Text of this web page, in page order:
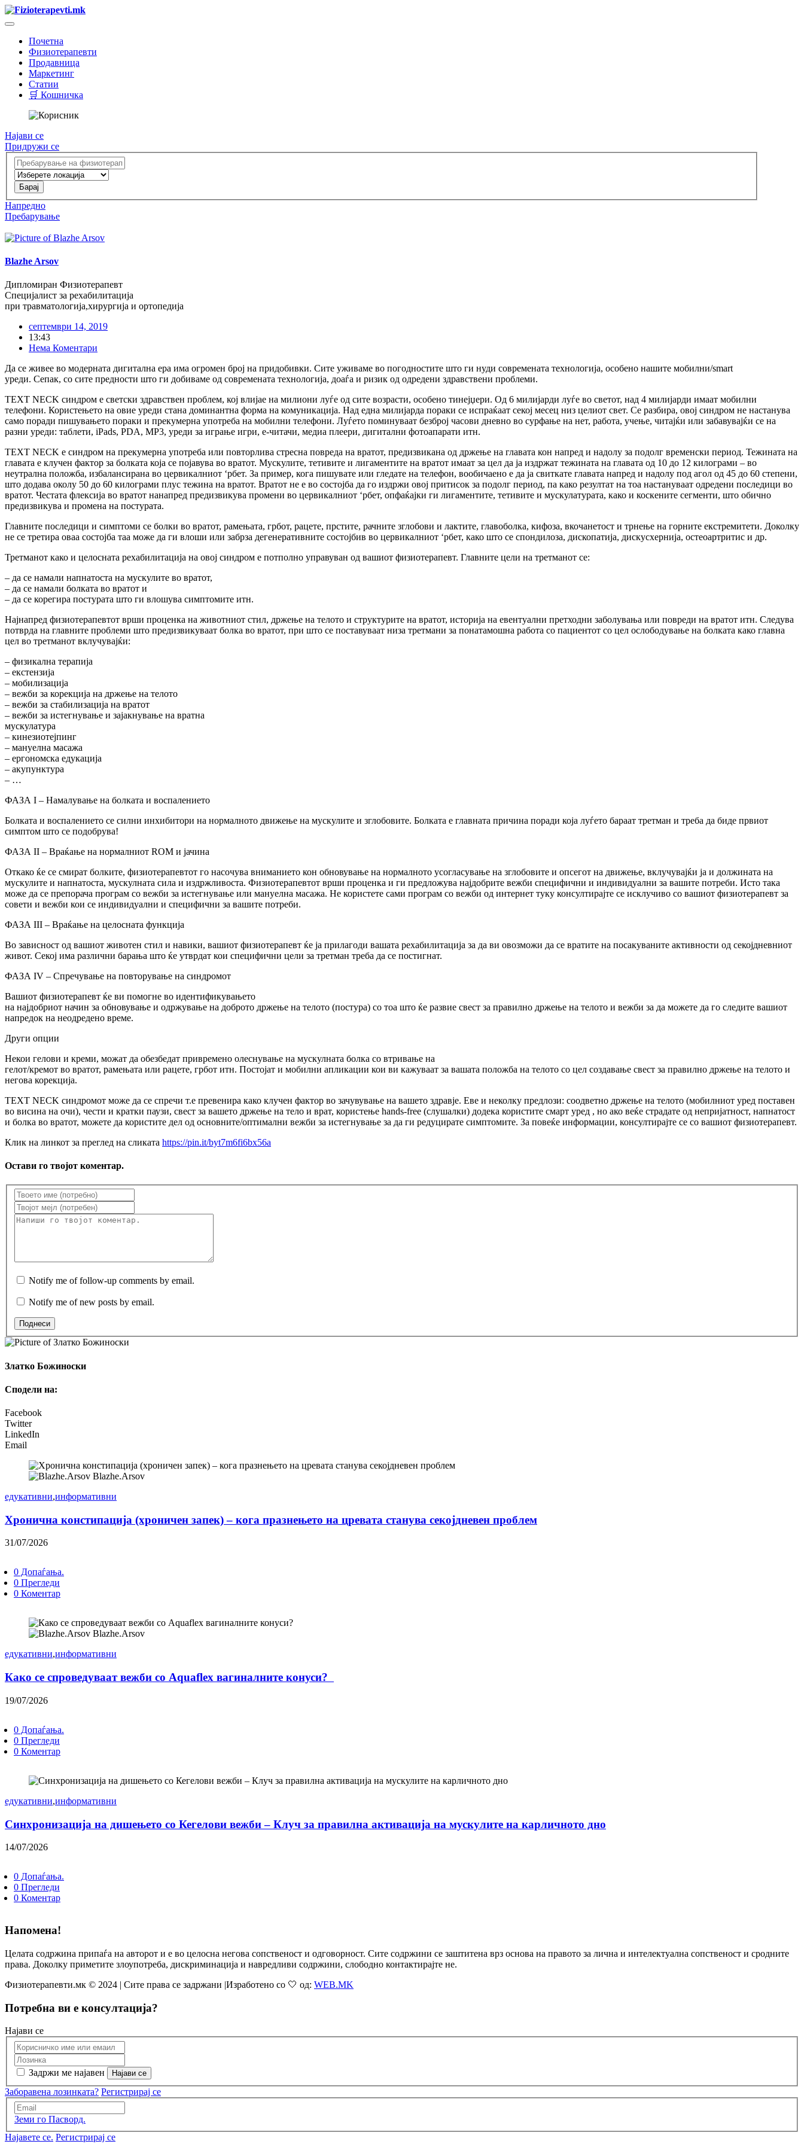
Почетна
Физиотерапевти
Продавница
Маркетинг
Статии
🛒 Кошничка
Најави се
Придружи се
Напредно
Пребарување
Blazhe Arsov
Дипломиран Физиотерапевт
Специјалист за рехабилитација
при травматологија,хирургија и ортопедија
септември 14, 2019
13:43
Нема Коментари
Да се живее во модерната дигитална ера има огромен број на придобивки. Сите уживаме во погодностите што ги нуди современата технологија, особено нашите мобилни/smart
уреди. Сепак, со сите предности што ги добиваме од современата технологија, доаѓа и ризик од одредени здравствени проблеми.
TEXT NECK синдром е светски здравствен проблем, кој влијае на милиони луѓе од сите возрасти, особено тинејџери. Од 6 милијарди луѓе во светот, над 4 милијарди имаат мобилни
телефони. Користењето на овие уреди стана доминантна форма на комуникација. Над една милијарда пораки се испраќаат секој месец низ целиот свет. Се разбира, овој синдром не настанува
само поради пишувањето пораки и прекумерна употреба на мобилни телефони. Луѓето поминуваат безброј часови дневно во сурфање на нет, работа, учење, читајќи или забавувајќи се на
разни уреди: таблети, iPads, PDA, MP3, уреди за играње игри, е-читачи, медиа плеери, дигитални фотоапарати итн.
TEXT NECK е синдром на прекумерна употреба или повторлива стресна повреда на вратот, предизвикана од држење на главата кон напред и надолу за подолг временски период. Тежината на
главата е клучен фактор за болката која се појавува во вратот. Мускулите, тетивите и лигаментите на вратот имаат за цел да ја издржат тежината на главата од 10 до 12 килограми – во
неутрална положба, избалансирана во цервикалниот ‘рбет. За пример, кога пишувате или гледате на телефон, вообичаено е да ја свиткате главата напред и надолу под агол од 45 до 60 степени,
што додава околу 50 до 60 килограми плус тежина на вратот. Вратот не е во состојба да го издржи овој притисок за подолг период, па како резултат на тоа настануваат одредени последици во
вратот. Честата флексија во вратот нанапред предизвикува промени во цервикалниот ‘рбет, опфаќајки ги лигаментите, тетивите и мускулатурата, како и коскените сегменти, што обично
предизвикува и промена на постурата.
Главните последици и симптоми се болки во вратот, рамењата, грбот, рацете, прстите, рачните зглобови и лактите, главоболка, кифоза, вкочанетост и трнење на горните екстремитети. Доколку
не се третира оваа состојба таа може да ги влоши или забрза дегенеративните состојбив во цервикалниот ‘рбет, како што се спондилоза, дископатија, дискусхернија, остеоартритис и др.
Третманот како и целосната рехабилитација на овој синдром е потполно управуван од вашиот физиотерапевт. Главните цели на третманот се:
– да се намали напнатоста на мускулите во вратот,
– да се намали болката во вратот и
– да се корегира постурата што ги влошува симптомите итн.
Најнапред физиотерапевтот врши проценка на животниот стил, држење на телото и структурите на вратот, историја на евентуални претходни заболувања или повреди на вратот итн. Следува
потврда на главните проблеми што предизвикуваат болка во вратот, при што се поставуваат низа третмани за понатамошна работа со пациентот со цел ослободување на болката како главна
цел во третманот вклучувајќи:
– физикална терапија
– екстензија
– мобилизација
– вежби за корекција на држење на телото
– вежби за стабилизација на вратот
– вежби за истегнување и зајакнување на вратна
мускулатура
– кинезиотејпинг
– мануелна масажа
– ергономска едукација
– акупунктура
– …
ФАЗА I – Намалување на болката и воспалението
Болката и воспалението се силни инхибитори на нормалното движење на мускулите и зглобовите. Болката е главната причина поради која луѓето бараат третман и треба да биде првиот
симптом што се подобрува!
ФАЗА II – Враќање на нормалниот ROM и јачина
Откако ќе се смират болките, физиотерапевтот го насочува вниманието кон обновување на нормалното усогласување на зглобовите и опсегот на движење, вклучувајќи ја и должината на
мускулите и напнатоста, мускулната сила и издржливоста. Физиотерапевтот врши проценка и ги предложува најдобрите вежби специфични и индивидуални за вашите потреби. Исто така
може да се препорача програм со вежби за истегнување или мануелна масажа. Не користете сами програм со вежби од интернет туку консултирајте се исклучиво со вашиот физиотерапевт за
совети и вежби кои се индивидуални и специфични за вашите потреби.
ФАЗА III – Враќање на целосната функција
Во зависност од вашиот животен стил и навики, вашиот физиотерапевт ќе ја прилагоди вашата рехабилитација за да ви овозможи да се вратите на посакуваните активности од секојдневниот
живот. Секој има различни барања што ќе утврдат кои специфични цели за третман треба да се постигнат.
ФАЗА IV – Спречување на повторување на синдромот
Вашиот физиотерапевт ќе ви помогне во идентификувањето
на најдобриот начин за обновување и одржување на доброто држење на телото (постура) со тоа што ќе развие свест за правилно држење на телото и вежби за да можете да го следите вашиот
напредок на неодредено време.
Други опции
Некои гелови и креми, можат да обезбедат привремено олеснување на мускулната болка со втривање на
гелот/кремот во вратот, рамењата или рацете, грбот итн. Постојат и мобилни апликации кои ви кажуваат за вашата положба на телото со цел создавање свест за правилно држење на телото и
негова корекција.
TEXT NECK синдромот може да се спречи т.е превенира како клучен фактор во зачувување на вашето здравје. Еве и неколку предлози: соодветно држење на телото (мобилниот уред поставен
во висина на очи), чести и кратки паузи, свест за вашето држење на тело и врат, користење hands-free (слушалки) додека користите смарт уред , но ако веќе страдате од непријатност, напнатост
и болка во вратот, можете да користите дел од основните/оптимални вежби за истегнување за да ги редуцирате симптомите. За повеќе информации, консултирајте се со вашиот физиотерапевт.
Клик на линкот за преглед на сликата https://pin.it/byt7m6fi6bx56a
Остави го твојот коментар.
Notify me of follow-up comments by email.
Notify me of new posts by email.
Поднеси
Златко Божиноски
Сподели на:
Facebook
Twitter
LinkedIn
Email
Blazhe.Arsov
едукативни,информативни
Хронична констипација (хроничен запек) – кога празнењето на цревата станува секојдневен проблем
31/07/2026
0 Допаѓања.
0 Прегледи
0 Коментар
Blazhe.Arsov
едукативни,информативни
Како се спроведуваат вежби со Aquaflex вагиналните конуси?
19/07/2026
0 Допаѓања.
0 Прегледи
0 Коментар
едукативни,информативни
Синхронизација на дишењето со Кегелови вежби – Клуч за правилна активација на мускулите на карличното дно
14/07/2026
0 Допаѓања.
0 Прегледи
0 Коментар
Напомена!
Целата содржина припаѓа на авторот и е во целосна негова сопственост и одговорност. Сите содржини се заштитена врз основа на правото за лична и интелектуална сопственост и сродните
права. Доколку приметите злоупотреба, дискриминација и навредливи содржини, слободно контактирајте не.
Физиотерапевти.мк © 2024 | Сите права се задржани |Изработено со 🤍 од: WEB.MK
Потребна ви е консултација?
Најави се
Задржи ме најавен
Заборавена лозинката? Регистрирај се
Земи го Пасворд.
Најавете се. Регистрирај се